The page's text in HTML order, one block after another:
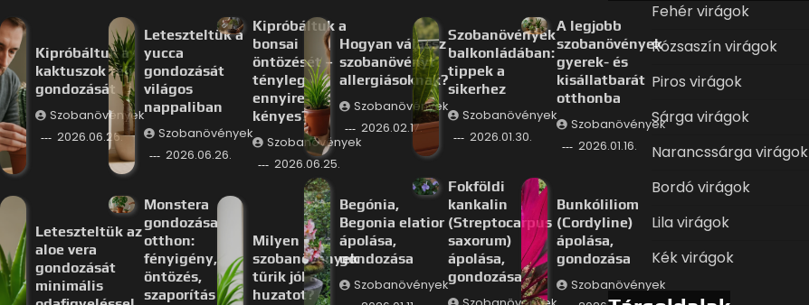
Kipróbáltuk a
kaktuszok téli
gondozását
Szobanövények
2026.06.26.
Leteszteltük a
yucca
gondozását
világos
nappaliban
Szobanövények
2026.06.26.
Kipróbáltuk a
bonsai
öntözését –
tényleg
ennyire
kényes?
Szobanövények
2026.06.25.
Leteszteltük az
aloe vera
gondozását
minimális
Monstera
gondozása
otthon:
fényigény,
öntözés,
szaporítás
Milyen
szobanövények
tűrik jól a
huzatot?
Hogyan válassz
szobanövényt
allergiásoknak?
Szobanövények
2026.02.17.
Szobanövények
balkonládában:
tippek a
sikerhez
Szobanövények
2026.01.30.
A legjobb
szobanövények
gyerek- és
kisállatbarát
otthonba
Szobanövények
2026.01.16.
Begónia,
Begonia elatior
ápolása,
gondozása
Szobanövények
Fokföldi
kankalin
(Streptocarpus
saxorum)
ápolása,
gondozása
Bunkóliliom
(Cordyline)
ápolása,
gondozása
Szobanövények
Fehér virágok
Rózsaszín virágok
Piros virágok
Sárga virágok
Narancssárga virágok
Bordó virágok
Lila virágok
Kék virágok